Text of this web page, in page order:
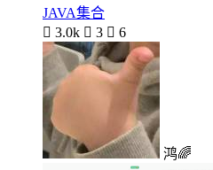
JAVA集合
 3.0k  3  6
鸿🌈